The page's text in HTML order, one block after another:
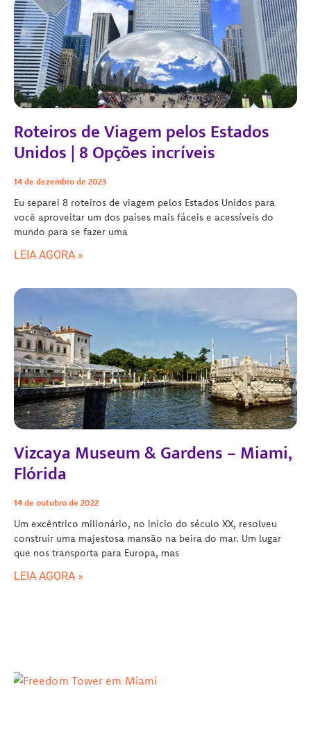
Roteiros de Viagem pelos Estados
Unidos | 8 Opções incríveis
14 de dezembro de 2023
Eu separei 8 roteiros de viagem pelos Estados Unidos para
você aproveitar um dos países mais fáceis e acessíveis do
mundo para se fazer uma
LEIA AGORA »
Vizcaya Museum & Gardens – Miami,
Flórida
14 de outubro de 2022
Um excêntrico milionário, no início do século XX, resolveu
construir uma majestosa mansão na beira do mar. Um lugar
que nos transporta para Europa, mas
LEIA AGORA »